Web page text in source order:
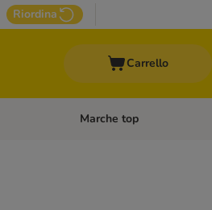
Riordina
Carrello
Acquariologia
Apri Menù Categoria: Cavalli
Marche top